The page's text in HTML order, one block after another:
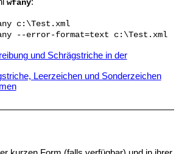
wfany
c:\Test.xml
--error-format=text c:\Test.xml
und Schrägstriche in der
Leerzeichen und Sonderzeichen